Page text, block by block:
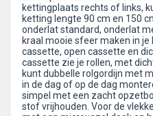
kettingplaats rechts of links,
ketting lengte 90 cm en 150
onderlat standard, onderlat
kraal mooie sfeer maken in
cassette, open cassette en
cassette zie je rollen, met
kunt dubbelle rolgordijn met
in de dag of op de dag
simpel met een zacht
stof vrijhouden. Voor de